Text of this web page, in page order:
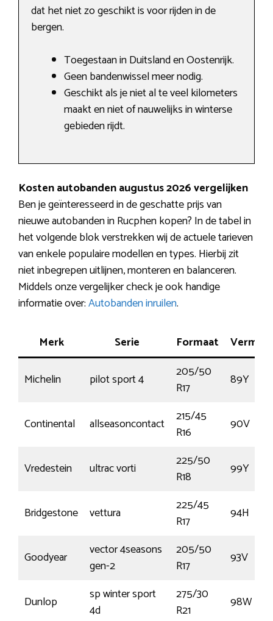
dat het niet zo geschikt is voor rijden in de
bergen.
Toegestaan in Duitsland en Oostenrijk.
Geen bandenwissel meer nodig.
Geschikt als je niet al te veel kilometers
maakt en niet of nauwelijks in winterse
gebieden rijdt.
Kosten autobanden augustus 2026 vergelijken
Ben je geïnteresseerd in de geschatte prijs van
nieuwe autobanden in Rucphen kopen? In de tabel in
het volgende blok verstrekken wij de actuele tarieven
van enkele populaire modellen en types. Hierbij zit
niet inbegrepen uitlijnen, monteren en balanceren.
Middels onze vergelijker check je ook handige
informatie over:Autobanden inruilen.
Merk Serie Formaat
Michelin pilot sport 4
205/50
R17
89Y
Continental allseasoncontact
215/45
R16
90V
Vredestein ultrac vorti
225/50
R18
99Y
Bridgestone vettura
225/45
R17
94H
Goodyear
vector 4seasons
gen-2
205/50
R17
93V
Dunlop
sp winter sport
4d
275/30
R21
98W